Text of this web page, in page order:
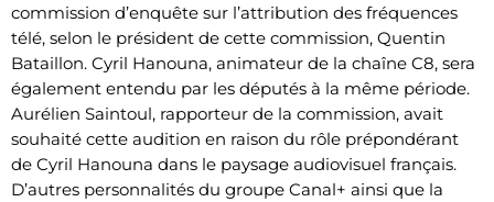
commission d’enquête sur l’attribution des fréquences
télé, selon le président de cette commission, Quentin
Bataillon. Cyril Hanouna, animateur de la chaîne C8, sera
également entendu par les députés à la même période.
Aurélien Saintoul, rapporteur de la commission, avait
souhaité cette audition en raison du rôle prépondérant
de Cyril Hanouna dans le paysage audiovisuel français.
D’autres personnalités du groupe Canal+ ainsi que la